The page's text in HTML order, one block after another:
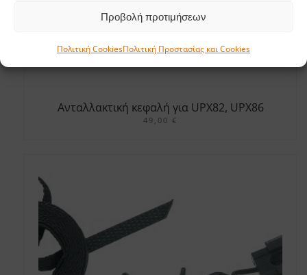
Προβολή προτιμήσεων
Πολιτική CookiesΠολιτική Προστασίας και Cookies
Ανταλλακτική κεφαλή για UPX82, UPX86
49,00 €